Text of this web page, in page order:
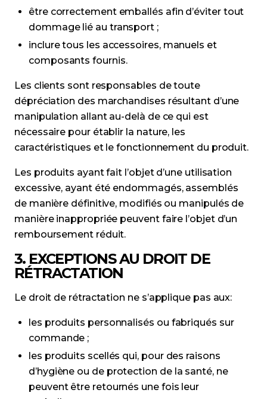
être correctement emballés afin d’éviter tout
dommage lié au transport ;
inclure tous les accessoires, manuels et
composants fournis.
Les clients sont responsables de toute
dépréciation des marchandises résultant d’une
manipulation allant au-delà de ce qui est
nécessaire pour établir la nature, les
caractéristiques et le fonctionnement du produit.
Les produits ayant fait l’objet d’une utilisation
excessive, ayant été endommagés, assemblés
de manière définitive, modifiés ou manipulés de
manière inappropriée peuvent faire l’objet d’un
remboursement réduit.
3. EXCEPTIONS AU DROIT DE
RÉTRACTATION
Le droit de rétractation ne s’applique pas aux:
les produits personnalisés ou fabriqués sur
commande ;
les produits scellés qui, pour des raisons
d’hygiène ou de protection de la santé, ne
peuvent être retournés une fois leur